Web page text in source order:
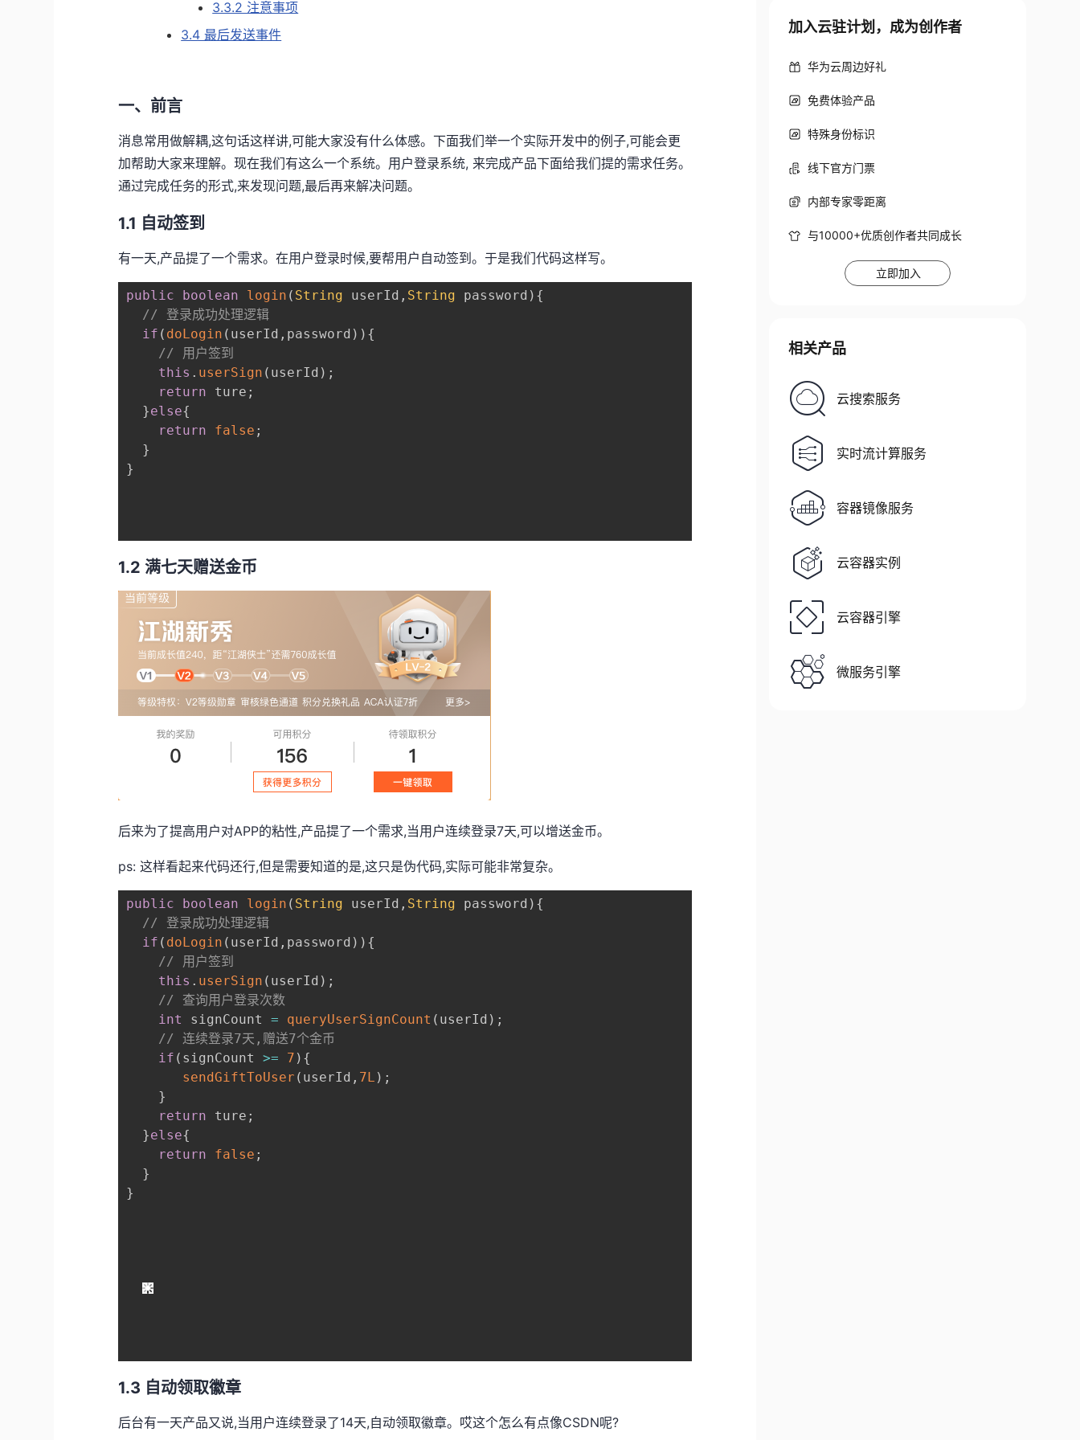
3.3.2 注意事项
3.4 最后发送事件
一、前言
消息常用做解耦,这句话这样讲,可能大家没有什么体感。下面我们举一个实际开发中的例子,可能会更
加帮助大家来理解。现在我们有这么一个系统。用户登录系统, 来完成产品下面给我们提的需求任务。
通过完成任务的形式,来发现问题,最后再来解决问题。
1.1 自动签到
有一天,产品提了一个需求。在用户登录时候,要帮用户自动签到。于是我们代码这样写。
public boolean login ( String userId , String password ) {
// 登录成功处理逻辑
if ( doLogin ( userId , password ) ) {
// 用户签到
this . userSign ( userId ) ;
return ture ;
}else{
return
false ;
}
}
1.2 满七天赠送金币
后来为了提高用户对APP的粘性,产品提了一个需求,当用户连续登录7天,可以增送金币。
ps: 这样看起来代码还行,但是需要知道的是,这只是伪代码,实际可能非常复杂。
public boolean login ( String userId , String password ) {
// 登录成功处理逻辑
if ( doLogin ( userId , password ) ) {
// 用户签到
this . userSign ( userId ) ;
// 查询用户登录次数
int
signCount = queryUserSignCount ( userId ) ;
// 连续登录7天,赠送7个金币
if ( signCount >= 7 ) {
sendGiftToUser ( userId , 7L ) ;
}
return ture ;
}else{
return
false ;
}
}
1.3 自动领取徽章
后台有一天产品又说,当用户连续登录了14天,自动领取徽章。哎这个怎么有点像CSDN呢?
加入云驻计划，成为创作者
华为云周边好礼
免费体验产品
特殊身份标识
线下官方门票
内部专家零距离
与10000+优质创作者共同成长
立即加入
相关产品
云搜索服务
实时流计算服务
容器镜像服务
云容器实例
云容器引擎
微服务引擎